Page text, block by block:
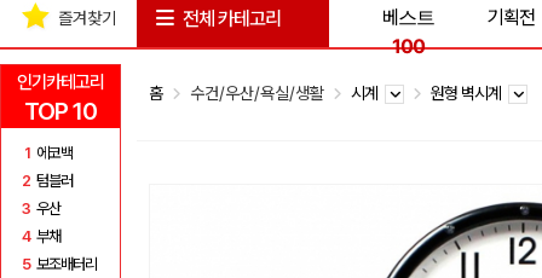
인기카테고리
TOP 10
1 에코백
2 텀블러
3 우산
4 부채
5 보조배터리
즐겨찾기 전체 카테고리
베스트
100
기획전
홈 수건/우산/욕실/생활 시계 원형 벽시계